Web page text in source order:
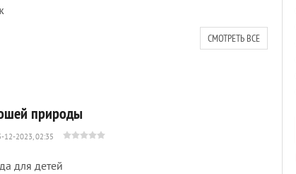
СМОТРЕТЬ ВСЕ
природы
12-2023, 02:35
для детей